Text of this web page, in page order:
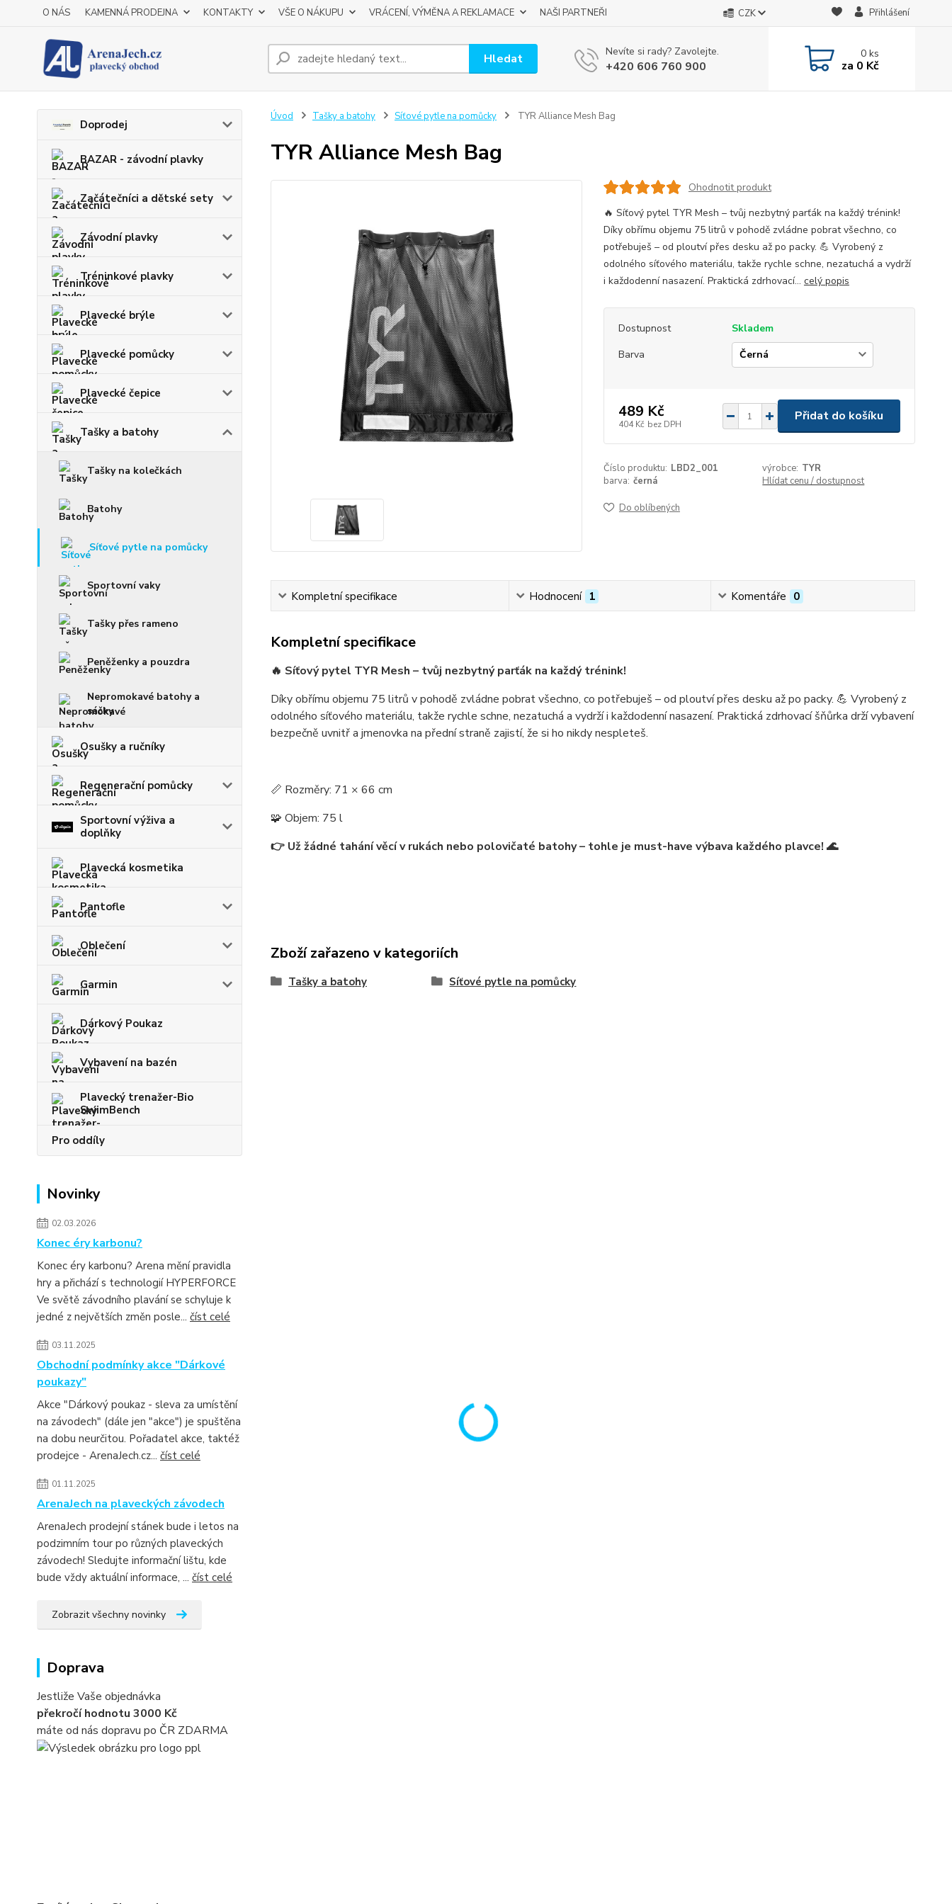
O NÁS KAMENNÁ PRODEJNA KONTAKTY VŠE O NÁKUPU VRÁCENÍ, VÝMĚNA A REKLAMACE NAŠI PARTNEŘI CZK Přihlášení
Hledat Nevíte si rady? Zavolejte.
+420 606 760 900
0ks
za 0 Kč
Doprodej
BAZAR - závodní plavky
Začátečníci a dětské sety
Závodní plavky
Tréninkové plavky
Plavecké brýle
Plavecké pomůcky
Plavecké čepice
Tašky a batohy
Tašky na kolečkách
Batohy
Síťové pytle na pomůcky
Sportovní vaky
Tašky přes rameno
Peněženky a pouzdra
Nepromokavé batohy a
sáčky
Osušky a ručníky
Regenerační pomůcky
Sportovní výživa a
doplňky
Plavecká kosmetika
Pantofle
Oblečení
Garmin
Dárkový Poukaz
Vybavení na bazén
Plavecký trenažer-Bio
SwimBench
Pro oddíly
Novinky
02.03.2026
Konec éry karbonu?
Konec éry karbonu? Arena mění pravidla
hry a přichází s technologií HYPERFORCE
Ve světě závodního plavání se schyluje k
jedné z největších změn posle... číst celé
03.11.2025
Obchodní podmínky akce "Dárkové
poukazy"
Akce "Dárkový poukaz - sleva za umístění
na závodech" (dále jen "akce") je spuštěna
na dobu neurčitou. Pořadatel akce, taktéž
prodejce - ArenaJech.cz... číst celé
01.11.2025
ArenaJech na plaveckých závodech
ArenaJech prodejní stánek bude i letos na
podzimním tour po různých plaveckých
závodech! Sledujte informační lištu, kde
bude vždy aktuální informace, ... číst celé
Zobrazit všechny novinky
Doprava
Jestliže Vaše objednávka
překročí hodnotu 3000 Kč
máte od nás dopravu po ČR ZDARMA
Úvod Tašky a batohy Síťové pytle na pomůcky TYR Alliance Mesh Bag
TYR Alliance Mesh Bag
Ohodnotit produkt
🔥 Síťový pytel TYR Mesh – tvůj nezbytný parťák na každý trénink!
Díky obřímu objemu 75 litrů v pohodě zvládne pobrat všechno, co
potřebuješ – od ploutví přes desku až po packy. 💪 Vyrobený z
odolného síťového materiálu, takže rychle schne, nezatuchá a vydrží
i každodenní nasazení. Praktická zdrhovací... celý popis
Dostupnost
Skladem
Barva
489 Kč
404 Kč bez DPH
Přidat do košíku
Číslo produktu: LBD2_001 výrobce: TYR
barva: černá Hlídat cenu / dostupnost
Do oblíbených
Kompletní specifikace Hodnocení 1 Komentáře 0
Kompletní specifikace
🔥 Síťový pytel TYR Mesh – tvůj nezbytný parťák na každý trénink!
Díky obřímu objemu 75 litrů v pohodě zvládne pobrat všechno, co potřebuješ – od ploutví přes desku až po packy. 💪 Vyrobený z
odolného síťového materiálu, takže rychle schne, nezatuchá a vydrží i každodenní nasazení. Praktická zdrhovací šňůrka drží vybavení
bezpečně uvnitř a jmenovka na přední straně zajistí, že si ho nikdy nespleteš.
📏 Rozměry: 71 × 66 cm
🧩 Objem: 75 l
👉 Už žádné tahání věcí v rukách nebo polovičaté batohy – tohle je must-have výbava každého plavce! 🌊
Zboží zařazeno v kategoriích
Tašky a batohy Síťové pytle na pomůcky